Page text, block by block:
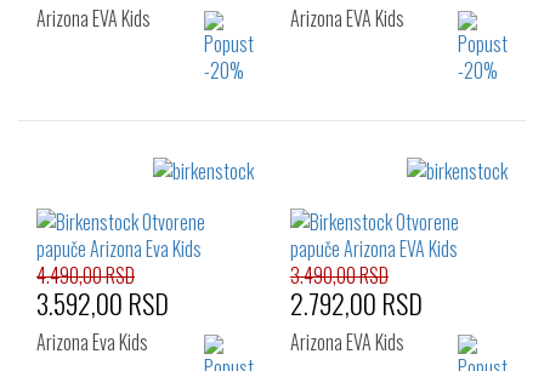
Izaberi željeni broj:
29
30
Arizona EVA Kids
Izaberi željeni broj:
27
29
30
31
Arizona EVA Kids
4.490,00 RSD
3.592,00 RSD
Arizona Eva Kids
3.490,00 RSD
2.792,00 RSD
Arizona EVA Kids